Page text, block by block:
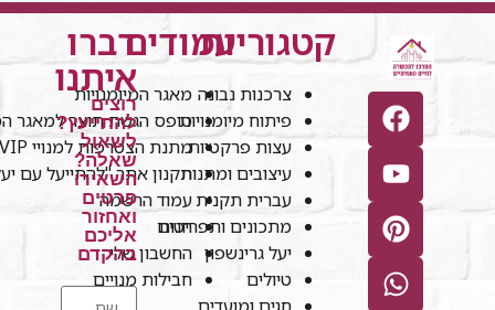
קטגוריות
צרכנות נבונה
פיתוח מיומנויות
עצות פרקטיות
עיצובים ומתנות
עברית תקנית
מתכונים ותפריטים
יעל גרינשפון
טיולים
עמודים
מאגר המיומנויות
טופס הגשת תוצר למאגר
מתנת הצטרפות למנויי VIP
תקנון אתר "להתייעל עם
עמוד הרשמה
חנות
החשבון שלי
חבילות מנויים
דברו
איתנו
רוצים
להתייעץ?
לשאול
שאלה?
השאירו
פרטים
ואחזור
אליכם
בהקדם